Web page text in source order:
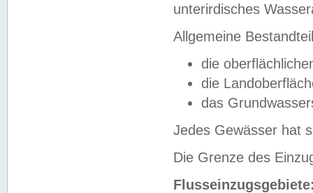
unterirdisches
Allgemeine
die
die
das
Jedes Gewässer hat
Die Grenze des